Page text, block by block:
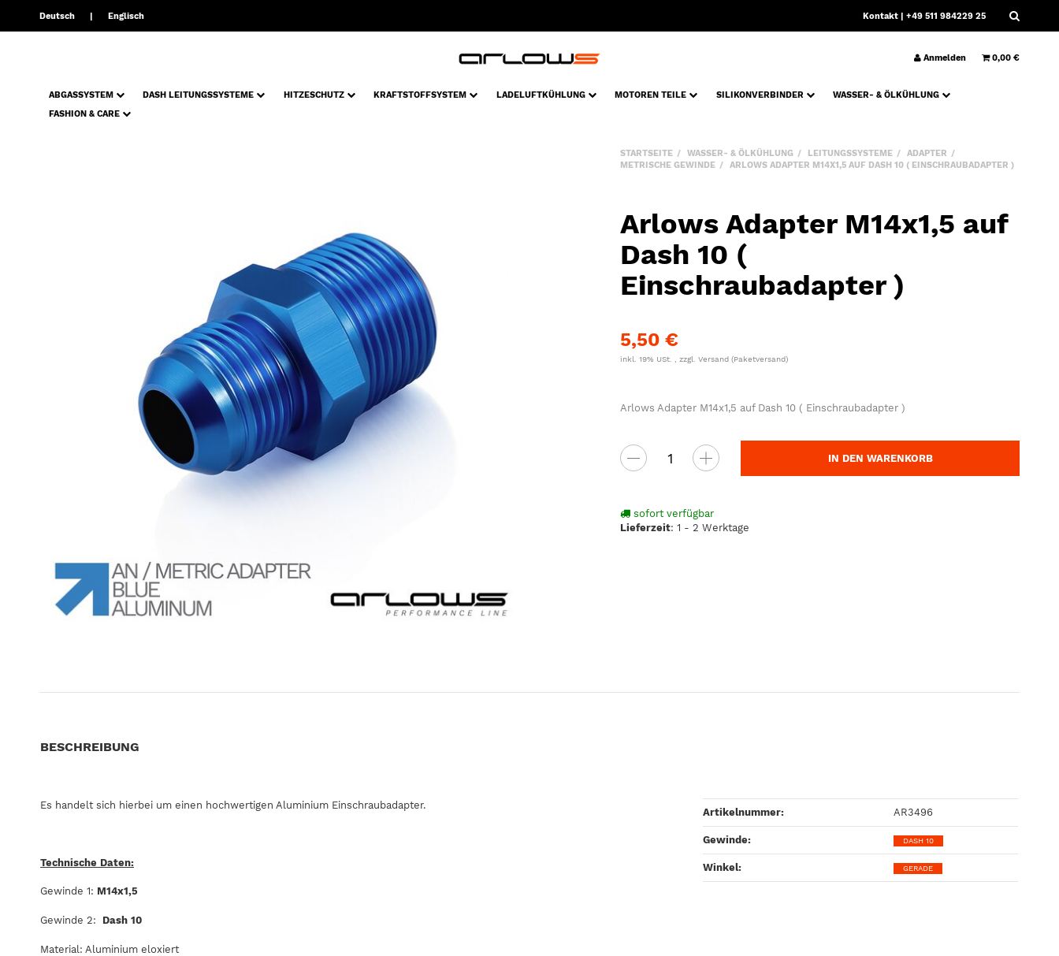
Deutsch Englisch Kontakt | +49 511 984229 25
Anmelden 0,00 €
ABGASSYSTEM DASH LEITUNGSSYSTEME HITZESCHUTZ KRAFTSTOFFSYSTEM LADELUFTKÜHLUNG MOTOREN TEILE SILIKONVERBINDER
WASSER- & ÖLKÜHLUNG
FASHION & CARE
STARTSEITE WASSER- & ÖLKÜHLUNG LEITUNGSSYSTEME
ADAPTER
METRISCHE GEWINDE
ARLOWS ADAPTER M14X1,5 AUF DASH 10 ( EINSCHRAUBADAPTER )
Arlows Adapter M14x1,5 auf
Dash 10 (
Einschraubadapter )
5,50 €
inkl. 19% USt. , zzgl.Versand(Paketversand)
Arlows Adapter M14x1,5 auf Dash 10 ( Einschraubadapter )
IN DEN WARENKORB
sofort verfügbar
Lieferzeit:1 - 2 Werktage
BESCHREIBUNG
Es handelt sich hierbei um einen hochwertigen Aluminium Einschraubadapter.
Technische Daten:
Gewinde 1: M14x1,5
Gewinde 2: Dash 10
Material: Aluminium eloxiert
Artikelnummer: AR3496
Gewinde‍: DASH 10
Winkel‍: GERADE